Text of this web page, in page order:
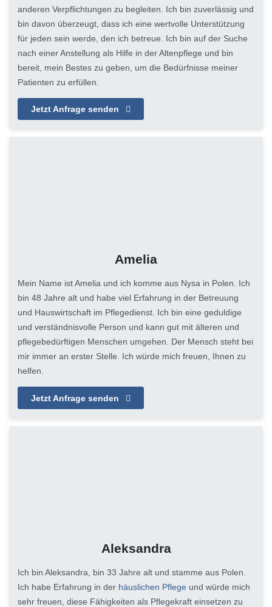
anderen Verpflichtungen zu begleiten. Ich bin zuverlässig und
bin davon überzeugt, dass ich eine wertvolle Unterstützung
für jeden sein werde, den ich betreue. Ich bin auf der Suche
nach einer Anstellung als Hilfe in der Altenpflege und bin
bereit, mein Bestes zu geben, um die Bedürfnisse meiner
Patienten zu erfüllen.
Jetzt Anfrage senden
Amelia
Mein Name ist Amelia und ich komme aus Nysa in Polen. Ich
bin 48 Jahre alt und habe viel Erfahrung in der Betreuung
und Hauswirtschaft im Pflegedienst. Ich bin eine geduldige
und verständnisvolle Person und kann gut mit älteren und
pflegebedürftigen Menschen umgehen. Der Mensch steht bei
mir immer an erster Stelle. Ich würde mich freuen, Ihnen zu
helfen.
Jetzt Anfrage senden
Aleksandra
Ich bin Aleksandra, bin 33 Jahre alt und stamme aus Polen.
Ich habe Erfahrung in der häuslichen Pflege und würde mich
sehr freuen, diese Fähigkeiten als Pflegekraft einsetzen zu